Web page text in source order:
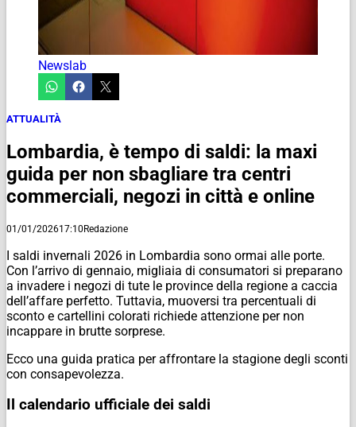
Newslab
ATTUALITÀ
Lombardia, è tempo di saldi: la maxi
guida per non sbagliare tra centri
commerciali, negozi in città e online
01/01/202617:10Redazione
I saldi invernali 2026 in Lombardia sono ormai alle porte.
Con l’arrivo di gennaio, migliaia di consumatori si preparano
a invadere i negozi di tute le province della regione a caccia
dell’affare perfetto. Tuttavia, muoversi tra percentuali di
sconto e cartellini colorati richiede attenzione per non
incappare in brutte sorprese.
Ecco una guida pratica per affrontare la stagione degli sconti
con consapevolezza.
Il calendario ufficiale dei saldi